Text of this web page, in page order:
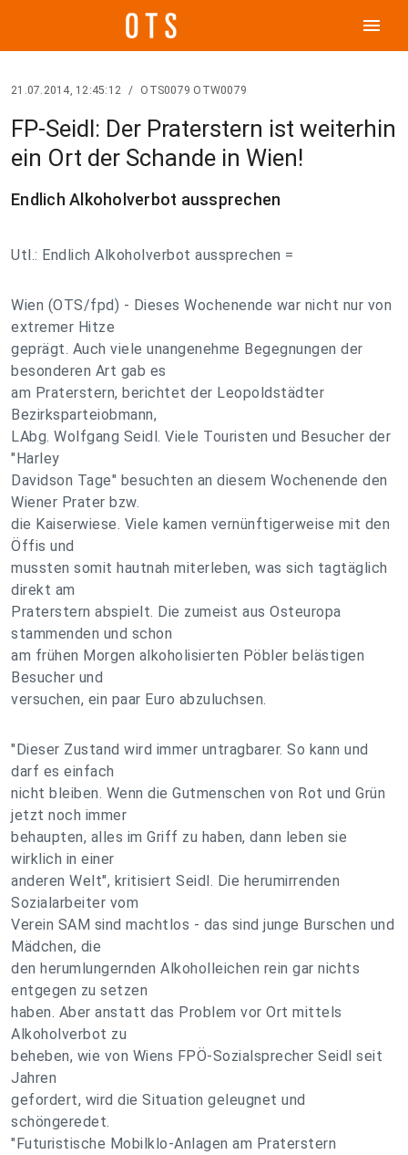
menu
21.07.2014, 12:45:12 / OTS0079 OTW0079
FP-Seidl: Der Praterstern ist weiterhin
ein Ort der Schande in Wien!
Endlich Alkoholverbot aussprechen
Utl.: Endlich Alkoholverbot aussprechen =
Wien (OTS/fpd) - Dieses Wochenende war nicht nur von
extremer Hitze
geprägt. Auch viele unangenehme Begegnungen der
besonderen Art gab es
am Praterstern, berichtet der Leopoldstädter
Bezirksparteiobmann,
LAbg. Wolfgang Seidl. Viele Touristen und Besucher der
"Harley
Davidson Tage" besuchten an diesem Wochenende den
Wiener Prater bzw.
die Kaiserwiese. Viele kamen vernünftigerweise mit den
Öffis und
mussten somit hautnah miterleben, was sich tagtäglich
direkt am
Praterstern abspielt. Die zumeist aus Osteuropa
stammenden und schon
am frühen Morgen alkoholisierten Pöbler belästigen
Besucher und
versuchen, ein paar Euro abzuluchsen.
"Dieser Zustand wird immer untragbarer. So kann und
darf es einfach
nicht bleiben. Wenn die Gutmenschen von Rot und Grün
jetzt noch immer
behaupten, alles im Griff zu haben, dann leben sie
wirklich in einer
anderen Welt", kritisiert Seidl. Die herumirrenden
Sozialarbeiter vom
Verein SAM sind machtlos - das sind junge Burschen und
Mädchen, die
den herumlungernden Alkoholleichen rein gar nichts
entgegen zu setzen
haben. Aber anstatt das Problem vor Ort mittels
Alkoholverbot zu
beheben, wie von Wiens FPÖ-Sozialsprecher Seidl seit
Jahren
gefordert, wird die Situation geleugnet und
schöngeredet.
"Futuristische Mobilklo-Anlagen am Praterstern